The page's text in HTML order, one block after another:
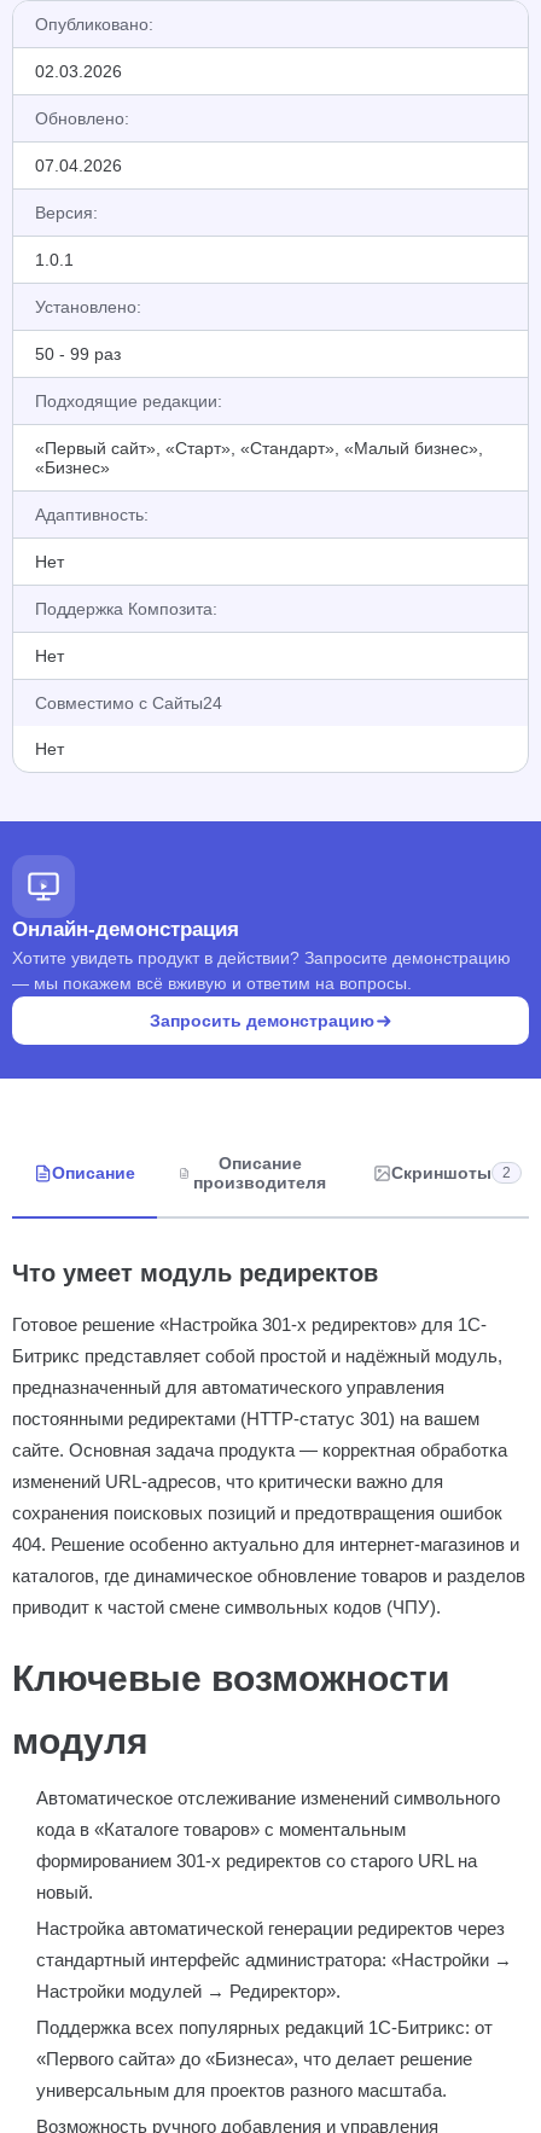
Опубликовано:
02.03.2026
Обновлено:
07.04.2026
Версия:
1.0.1
Установлено:
50 - 99 раз
Подходящие редакции:
«Первый сайт», «Старт», «Стандарт», «Малый бизнес»,
«Бизнес»
Адаптивность:
Нет
Поддержка Композита:
Нет
Совместимо с Сайты24
Нет
Онлайн-демонстрация
Хотите увидеть продукт в действии? Запросите демонстрацию
— мы покажем всё вживую и ответим на вопросы.
Запросить демонстрацию
Описание
Описание
производителя
Скриншоты 2
Что умеет модуль редиректов
Готовое решение «Настройка 301-х редиректов» для 1С-
Битрикс представляет собой простой и надёжный модуль,
предназначенный для автоматического управления
постоянными редиректами (HTTP-статус 301) на вашем
сайте. Основная задача продукта — корректная обработка
изменений URL-адресов, что критически важно для
сохранения поисковых позиций и предотвращения ошибок
404. Решение особенно актуально для интернет-магазинов и
каталогов, где динамическое обновление товаров и разделов
приводит к частой смене символьных кодов (ЧПУ).
Ключевые возможности
модуля
Автоматическое отслеживание изменений символьного
кода в «Каталоге товаров» с моментальным
формированием 301-х редиректов со старого URL на
новый.
Настройка автоматической генерации редиректов через
стандартный интерфейс администратора: «Настройки →
Настройки модулей → Редиректор».
Поддержка всех популярных редакций 1С-Битрикс: от
«Первого сайта» до «Бизнеса», что делает решение
универсальным для проектов разного масштаба.
Возможность ручного добавления и управления